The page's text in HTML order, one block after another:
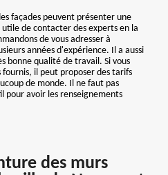
façades peuvent présenter une
de contacter des experts en la
de vous adresser à
années d'expérience. Il a aussi
bonne qualité de travail. Si vous
fournis, il peut proposer des tarifs
de monde. Il ne faut pas
pour avoir les renseignements
des murs